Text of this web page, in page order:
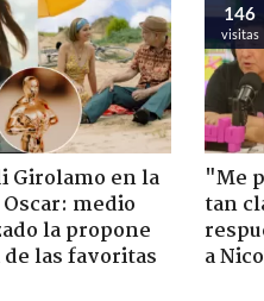
Girolamo en la
medio
la propone
las favoritas
146
visitas
"Me
tan
a